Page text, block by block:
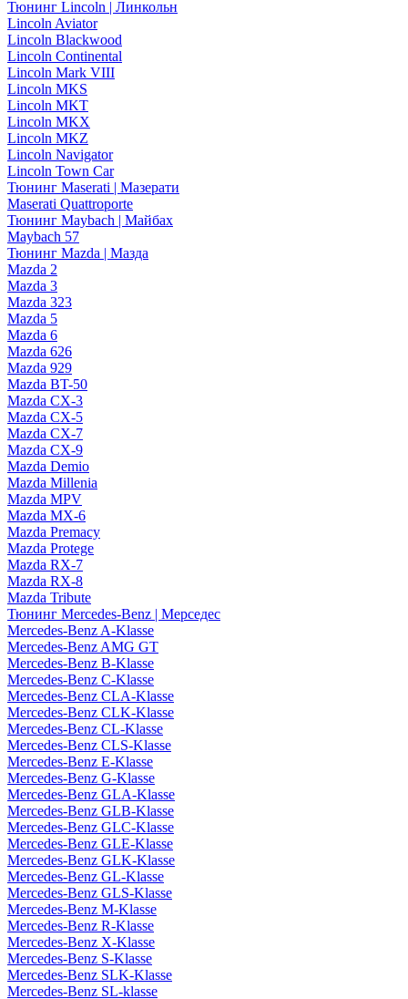
Тюнинг Lincoln | Линкольн
Lincoln Aviator
Lincoln Blackwood
Lincoln Continental
Lincoln Mark VIII
Lincoln MKS
Lincoln MKT
Lincoln MKX
Lincoln MKZ
Lincoln Navigator
Lincoln Town Car
Тюнинг Maserati | Мазерати
Maserati Quattroporte
Тюнинг Maybach | Майбах
Maybach 57
Тюнинг Mazda | Мазда
Mazda 2
Mazda 3
Mazda 323
Mazda 5
Mazda 6
Mazda 626
Mazda 929
Mazda BT-50
Mazda CX-3
Mazda CX-5
Mazda CX-7
Mazda CX-9
Mazda Demio
Mazda Millenia
Mazda MPV
Mazda MX-6
Mazda Premacy
Mazda Protege
Mazda RX-7
Mazda RX-8
Mazda Tribute
Тюнинг Mercedes-Benz | Мерседес
Mercedes-Benz A-Klasse
Mercedes-Benz AMG GT
Mercedes-Benz B-Klasse
Mercedes-Benz C-Klasse
Mercedes-Benz CLA-Klasse
Mercedes-Benz CLK-Klasse
Mercedes-Benz CL-Klasse
Mercedes-Benz CLS-Klasse
Mercedes-Benz E-Klasse
Mercedes-Benz G-Klasse
Mercedes-Benz GLA-Klasse
Mercedes-Benz GLB-Klasse
Mercedes-Benz GLC-Klasse
Mercedes-Benz GLE-Klasse
Mercedes-Benz GLK-Klasse
Mercedes-Benz GL-Klasse
Mercedes-Benz GLS-Klasse
Mercedes-Benz M-Klasse
Mercedes-Benz R-Klasse
Mercedes-Benz X-Klasse
Mercedes-Benz S-Klasse
Mercedes-Benz SLK-Klasse
Mercedes-Benz SL-klasse